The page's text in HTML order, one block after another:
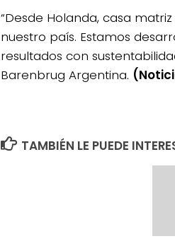
“Desde Holanda, casa
nuestro país. Estamos
resultados con
Barenbrug Argentina.
TAMBIÉN LE PUEDE